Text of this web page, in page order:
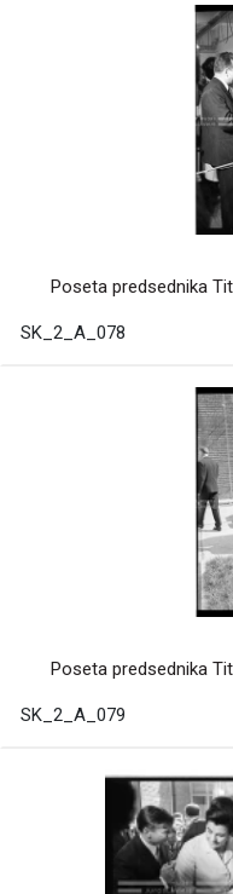
Poseta predsednika
SK_2_A_078
Poseta predsednika
SK_2_A_079